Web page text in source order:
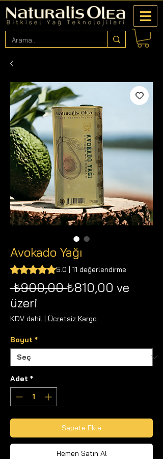
Avokado Yağı
11 değerlendirmeye göre beş yıldız
5.0 | 11 değerlendirme
₺900,00 Normal
₺810,00 ve
üzeri
Fiyat
KDV dahil | Ücretsiz Kargo
Boyut *
Adet *
Sepete Ekle
Hemen Satın Al